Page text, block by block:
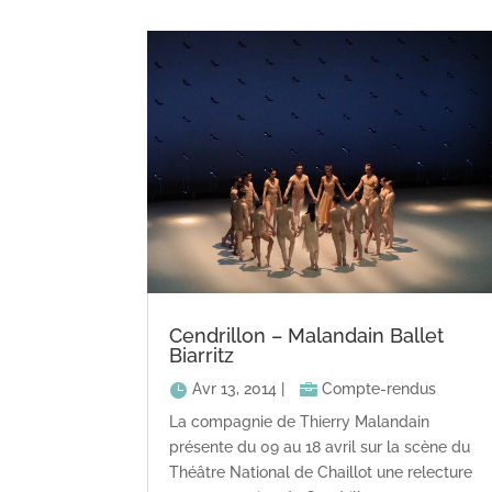
Cendrillon – Malandain Ballet
Biarritz
Avr 13, 2014
Compte-rendus
La compagnie de Thierry Malandain
présente du 09 au 18 avril sur la scène du
Théâtre National de Chaillot une relecture